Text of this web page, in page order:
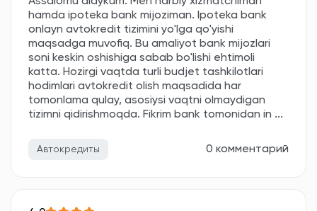
hamda ipoteka bank mijoziman. Ipoteka bank
onlayn avtokredit tizimini yo'lga qo'yishi
maqsadga muvofiq. Bu amaliyot bank mijozlari
soni keskin oshishiga sabab bo'lishi ehtimoli
katta. Hozirgi vaqtda turli budjet tashkilotlari
hodimlari avtokredit olish maqsadida har
tomonlama qulay, asosiysi vaqtni olmaydigan
tizimni qidirishmoqda. Fikrim bank tomonidan in ...
Автокредиты 0 комментарий